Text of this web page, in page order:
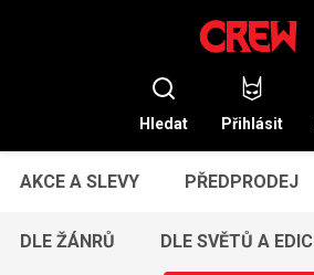
Hledat Přihlásit
AKCE A SLEVY PŘEDPRODEJ
DLE ŽÁNRŮ DLE SVĚTŮ A EDIC